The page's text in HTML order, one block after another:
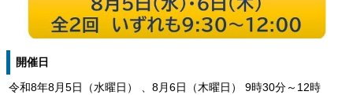
開催日
令和8年8月5日（水曜日） 、8月6日（木曜日） 9時30分～12時